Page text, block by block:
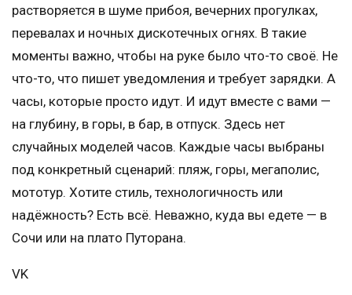
растворяется в шуме прибоя, вечерних прогулках,
перевалах и ночных дискотечных огнях. В такие
моменты важно, чтобы на руке было что-то своё. Не
что-то, что пишет уведомления и требует зарядки. А
часы, которые просто идут. И идут вместе с вами —
на глубину, в горы, в бар, в отпуск. Здесь нет
случайных моделей часов. Каждые часы выбраны
под конкретный сценарий: пляж, горы, мегаполис,
мототур. Хотите стиль, технологичность или
надёжность? Есть всё. Неважно, куда вы едете — в
Сочи или на плато Путорана.
VK